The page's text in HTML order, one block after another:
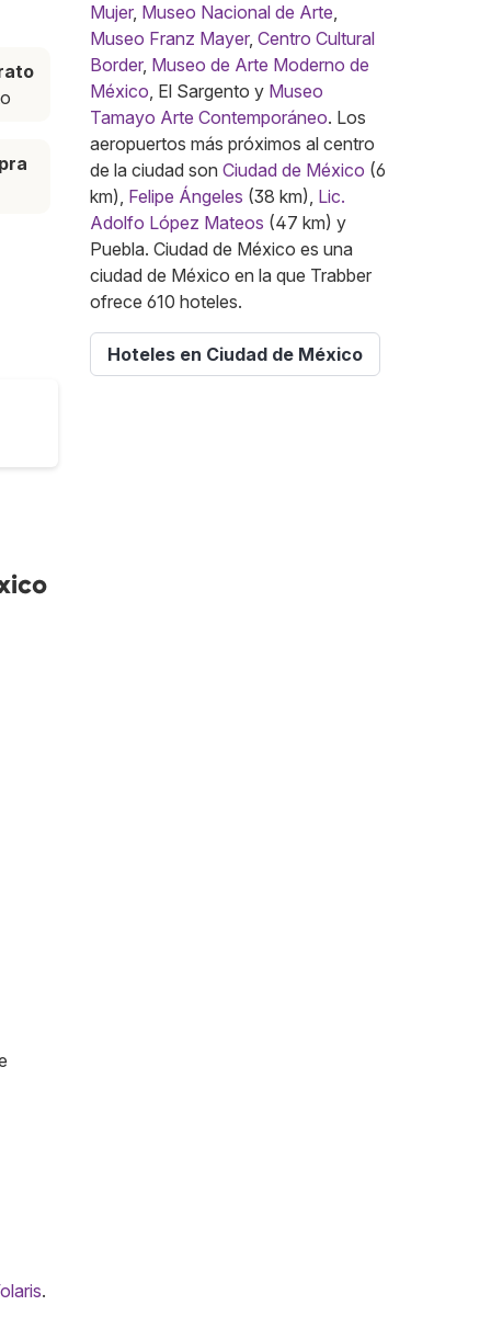
.
Mujer, Museo Nacional de Arte,
Museo Franz Mayer, Centro Cultural
Border, Museo de Arte Moderno de
México, El Sargento y Museo
Tamayo Arte Contemporáneo. Los
aeropuertos más próximos al centro
de la ciudad son Ciudad de México (6
km), Felipe Ángeles (38 km), Lic.
Adolfo López Mateos (47 km) y
Puebla. Ciudad de México es una
ciudad de México en la que Trabber
ofrece 610 hoteles.
Hoteles en Ciudad de México